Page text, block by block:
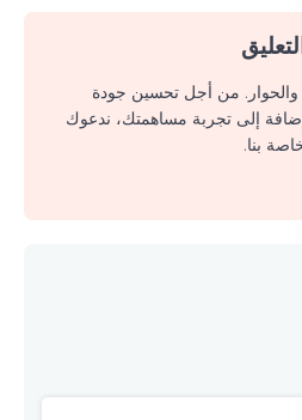
والحوار. من أجل تحسين جودة
إلى تجربة مساهمتك، ندعوك
بنا.